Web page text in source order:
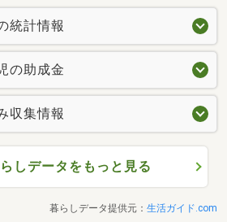
統計情報
の助成金
収集情報
しデータをもっと見る
暮らしデータ提供元： 生活ガイド.com